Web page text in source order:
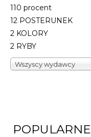
110 procent
12 POSTERUNEK
2 KOLORY
2 RYBY
Wszyscy wydawcy
POPULARNE